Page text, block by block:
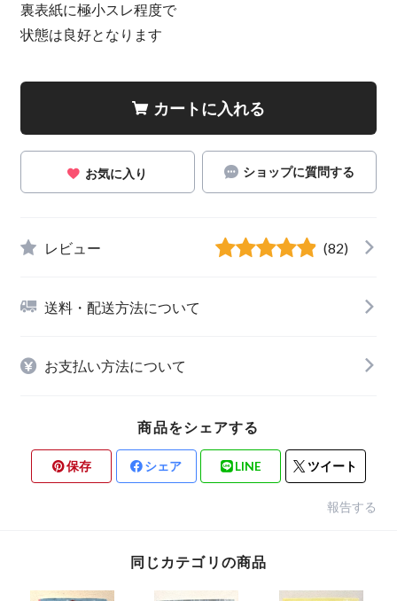
裏表紙に極小スレ程度で
状態は良好となります
カートに入れる
お気に入り ショップに質問する
レビュー (82)
送料・配送方法について
お支払い方法について
商品をシェアする
保存 シェア LINE ツイート
報告する
同じカテゴリの商品